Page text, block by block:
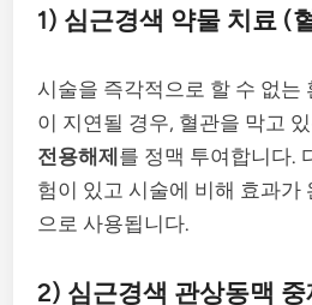
1) 심근경색 약물 치료 (
시술을 즉각적으로 할 수 없는
이 지연될 경우, 혈관을 막고
전용해제 를 정맥 투여합니다.
험이 있고 시술에 비해 효과가
으로 사용됩니다.
2) 심근경색 관상동맥